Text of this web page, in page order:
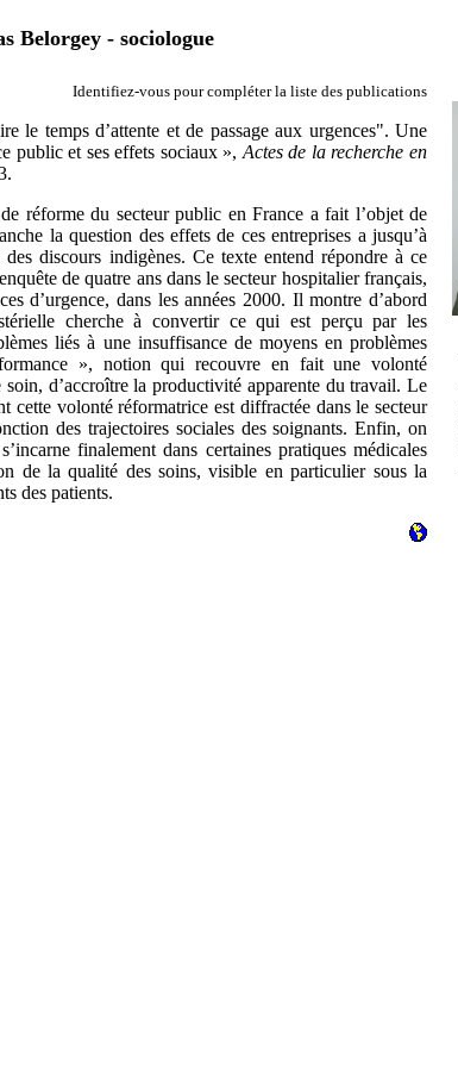
Belorgey - sociologue
Identifiez-vous pour compléter la liste des publications
le temps d’attente et de passage aux urgences". Une
public et ses effets sociaux », Actes de la recherche en
réforme du secteur public en France a fait l’objet de
la question des effets de ces entreprises a jusqu’à
discours indigènes. Ce texte entend répondre à ce
de quatre ans dans le secteur hospitalier français,
d’urgence, dans les années 2000. Il montre d’abord
cherche à convertir ce qui est perçu par les
liés à une insuffisance de moyens en problèmes
», notion qui recouvre en fait une volonté
soin, d’accroître la productivité apparente du travail. Le
cette volonté réformatrice est diffractée dans le secteur
des trajectoires sociales des soignants. Enfin, on
finalement dans certaines pratiques médicales
de la qualité des soins, visible en particulier sous la
des patients.